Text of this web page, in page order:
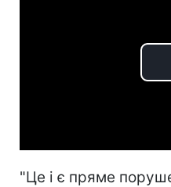
"Це і є пряме